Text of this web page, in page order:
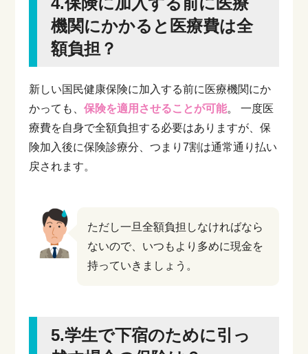
機関にかかると医療費は全
額負担？
新しい国民健康保険に加入する前に医療機関にか
かっても、保険を適用させることが可能。
一度医
療費を自身で全額負担する必要はありますが、保
険加入後に保険診療分、つまり7割は通常通り払い
戻されます。
ただし一旦全額負担しなければなら
ないので、いつもより多めに現金を
持っていきましょう。
5.学生で下宿のために引っ